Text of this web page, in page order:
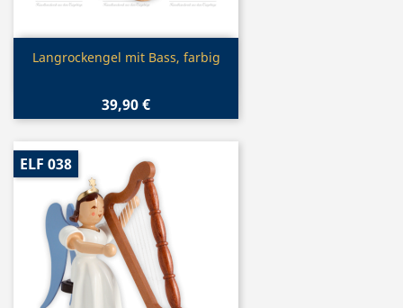
Vorschau
Langrockengel mit Bass, farbig
39,90 €
ELF 038